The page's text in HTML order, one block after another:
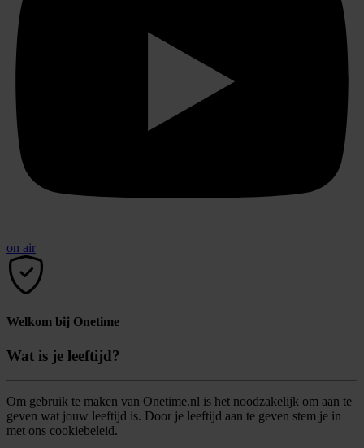
on air
Welkom bij Onetime
Wat is je leeftijd?
Om gebruik te maken van Onetime.nl is het noodzakelijk om aan te
geven wat jouw leeftijd is. Door je leeftijd aan te geven stem je in
met ons cookiebeleid.